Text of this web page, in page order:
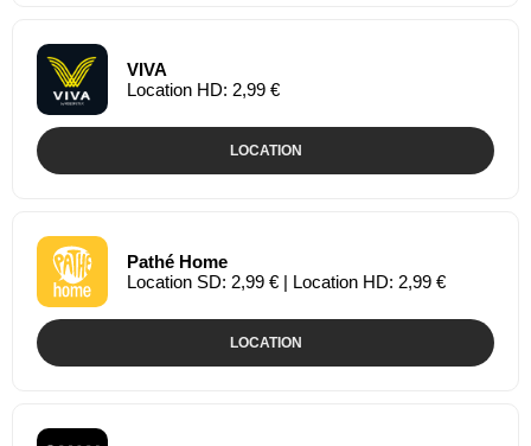
VIVA
Location HD: 2,99 €
LOCATION
Pathé Home
Location SD: 2,99 € | Location HD: 2,99 €
LOCATION